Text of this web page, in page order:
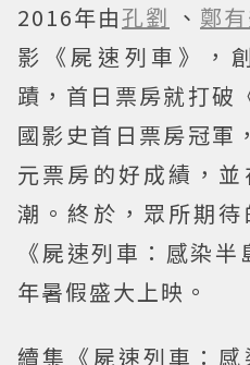
2016年由孔劉 、 鄭
影《屍速列車》，
蹟，首日票房就打破
國影史首日票房冠軍
元票房的好成績，
潮。終於，眾所期
《屍速列車：感染
年暑假盛大上映。
續集《屍速列車：